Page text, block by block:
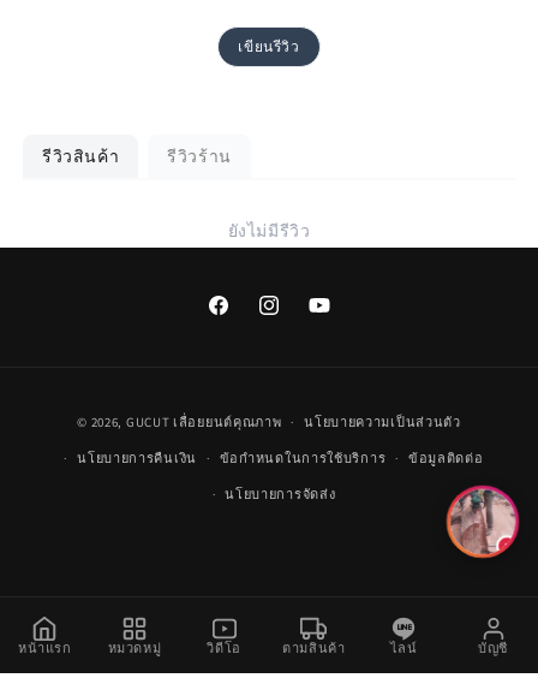
เขียนรีวิว
รีวิวสินค้า รีวิวร้าน
ยังไม่มีรีวิว
FacebookInstagramYouTube
การ
ชำระ
เงิน
© 2026, GUCUT เลื่อยยนต์คุณภาพ นโยบายความเป็นส่วนตัว
นโยบายการคืนเงิน ข้อกำหนดในการใช้บริการ ข้อมูลติดต่อ
นโยบายการจัดส่ง
หน้าแรก หมวดหมู่ วิดีโอ ตามสินค้า ไลน์ บัญชี